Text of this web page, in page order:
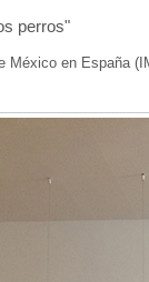
perros"
en España